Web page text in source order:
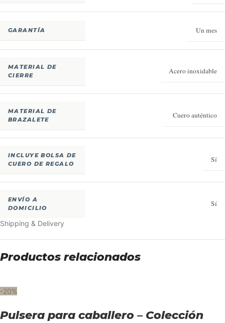
GARANTÍA Un mes
MATERIAL DE
CIERRE
Acero inoxidable
MATERIAL DE
BRAZALETE
Cuero auténtico
INCLUYE BOLSA DE
CUERO DE REGALO
Sí
ENVÍO A
DOMICILIO
Sí
Shipping & Delivery
Productos relacionados
-20%
Pulsera para caballero – Colección